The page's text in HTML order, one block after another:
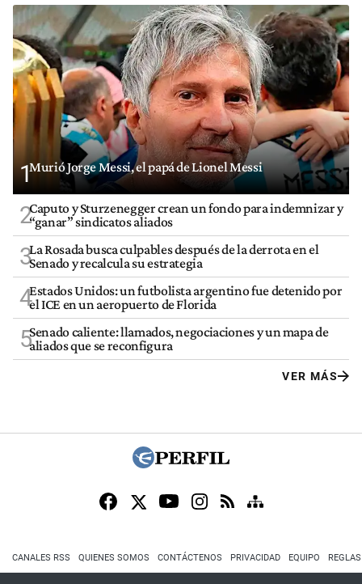
1Murió Jorge Messi, el papá de Lionel Messi
2Caputo y Sturzenegger crean un fondo para indemnizar y
“ganar” sindicatos aliados
3La Rosada busca culpables después de la derrota en el
Senado y recalcula su estrategia
4Estados Unidos: un futbolista argentino fue detenido por
el ICE en un aeropuerto de Florida
5Senado caliente: llamados, negociaciones y un mapa de
aliados que se reconfigura
VER MÁS
CANALES RSS QUIENES SOMOS CONTÁCTENOS PRIVACIDAD EQUIPO